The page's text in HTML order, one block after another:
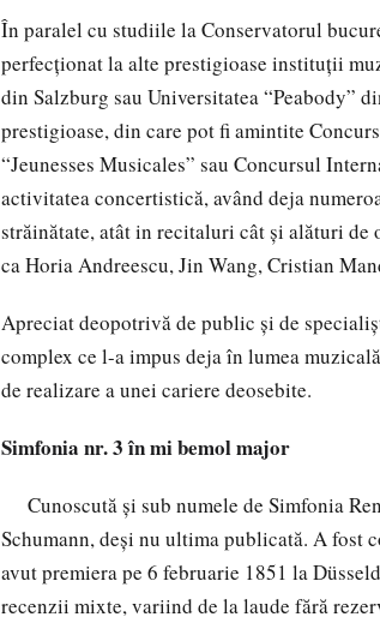
În paralel cu studiile la Conservatorul
perfecționat la alte prestigioase instituții
din Salzburg sau Universitatea
prestigioase, din care pot fi amintite
“Jeunesses Musicales” sau Concursul
activitatea concertistică, având deja
străinătate, atât in recitaluri cât și alături de
ca Horia Andreescu, Jin Wang, Cristian
Apreciat deopotrivă de public și de
complex ce l-a impus deja în lumea
de realizare a unei cariere deosebite.
Simfonia nr. 3înmibemolmajor
Cunoscută și sub numele de Simfonia
Schumann, deși nu ultima publicată. A fost
avut premiera pe 6 februarie 1851 la
recenzii mixte, variind de la laude fără